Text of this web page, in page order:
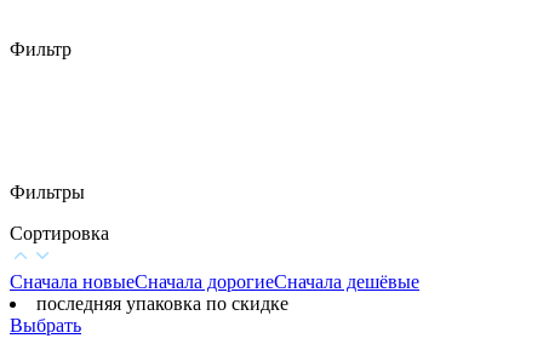
Фильтр
Фильтры
Сортировка
Сначала новыеСначала дорогиеСначала дешёвые
последняя упаковка по скидке
Выбрать